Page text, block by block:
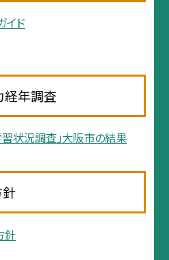
イド
経年調査
状況調査」大阪市の結果
針